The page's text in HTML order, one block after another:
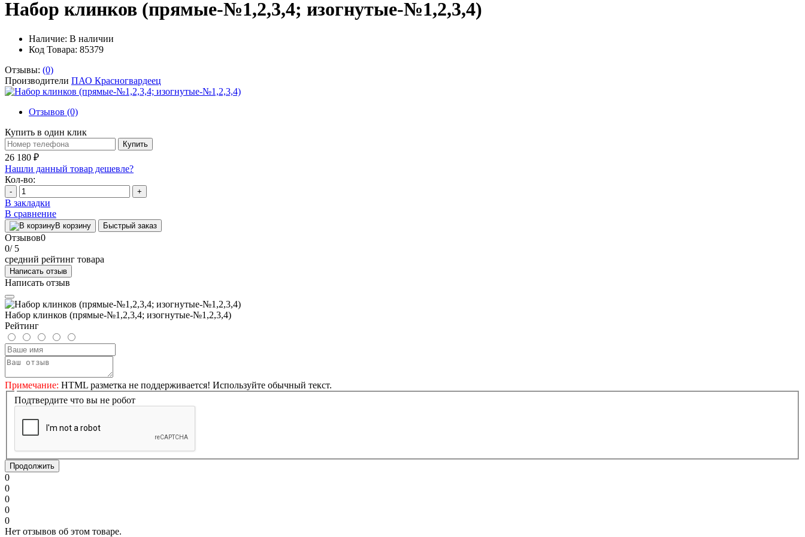
Набор клинков (прямые-№1,2,3,4; изогнутые-№1,2,3,4)
Наличие: В наличии
Код Товара: 85379
Отзывы: (0)
Производители ПАО Красногвардеец
Отзывов (0)
Купить в один клик
Купить
26 180 ₽
Нашли данный товар дешевле?
Кол-во:
- +
В закладки
В сравнение
В корзину Быстрый заказ
Отзывов0
0/ 5
средний рейтинг товара
Написать отзыв
Написать отзыв
Набор клинков (прямые-№1,2,3,4; изогнутые-№1,2,3,4)
Рейтинг
Примечание: HTML разметка не поддерживается! Используйте обычный текст.
Подтвердите что вы не робот
Продолжить
0
0
0
0
0
Нет отзывов об этом товаре.